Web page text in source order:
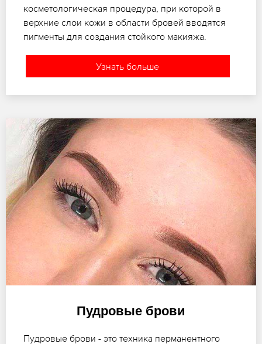
косметологическая процедура, при которой в
верхние слои кожи в области бровей вводятся
пигменты для создания стойкого макияжа.
Узнать больше
Пудровые брови
Пудровые брови - это техника перманентного